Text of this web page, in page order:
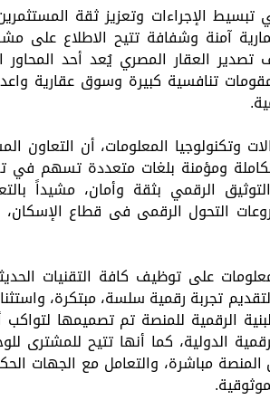
الإجراءات وتعزيز ثقة
آمنة وشفافة تتيح الاطلاع على
العقار المصري يُعد أحد المحاور
تنافسية كبيرة وسوق عقارية
وتكنولوجيا المعلومات، أن التعاون
ومؤمنة بلغات متعددة تسهم في
الرقمي بثقة وأمان، مشيداً
التحول الرقمى فى قطاع
على توظيف كافة التقنيات
تجربة رقمية سلسة، مبتكرة،
الرقمية للمنصة تم تصميمها لتواكب
الدولية، كما أنها تتيح للمشترى
المنصة مباشرة، والتعامل مع الجهات